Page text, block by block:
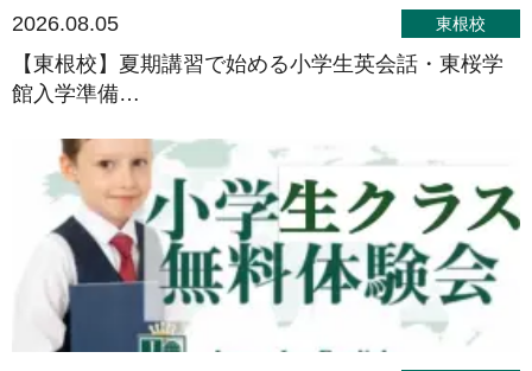
2026.08.05 東根校
【東根校】夏期講習で始める小学生英会話・東桜学
館入学準備…